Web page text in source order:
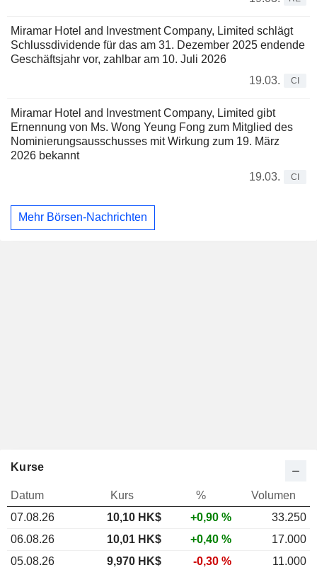
Miramar Hotel and Investment Company, Limited schlägt
Schlussdividende für das am 31. Dezember 2025 endende
Geschäftsjahr vor, zahlbar am 10. Juli 2026
19.03.
CI
Miramar Hotel and Investment Company, Limited gibt
Ernennung von Ms. Wong Yeung Fong zum Mitglied des
Nominierungsausschusses mit Wirkung zum 19. März
2026 bekannt
19.03.
CI
Mehr Börsen-Nachrichten
Kurse
Datum Kurs %
Volumen
07.08.26
10,10 HK$ +0,90 %
33.250
06.08.26
10,01 HK$ +0,40 %
17.000
05.08.26
9,970 HK$ -0,30 %
11.000